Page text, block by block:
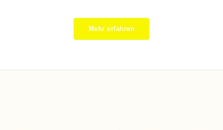
Mehr erfahren